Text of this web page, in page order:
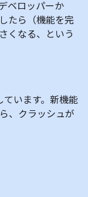
ベロッパーか
たら（機能を完
くなる、という
ています。新機能
、クラッシュが